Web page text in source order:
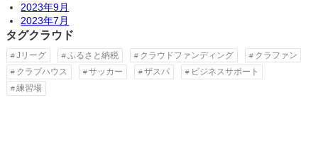
2023年9月
2023年7月
タグクラウド
Jリーグ ふるさと納税 クラウドファンディング
クラファン
クラブハウス
サッカー ザスパ
ビジネスサポート
練習場